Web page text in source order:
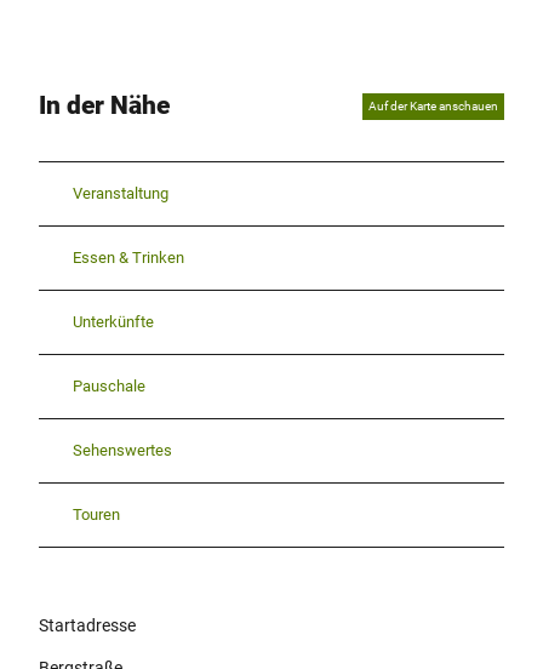
In der Nähe Auf der Karte anschauen
Veranstaltung
Essen & Trinken
Unterkünfte
Pauschale
Sehenswertes
Touren
Startadresse